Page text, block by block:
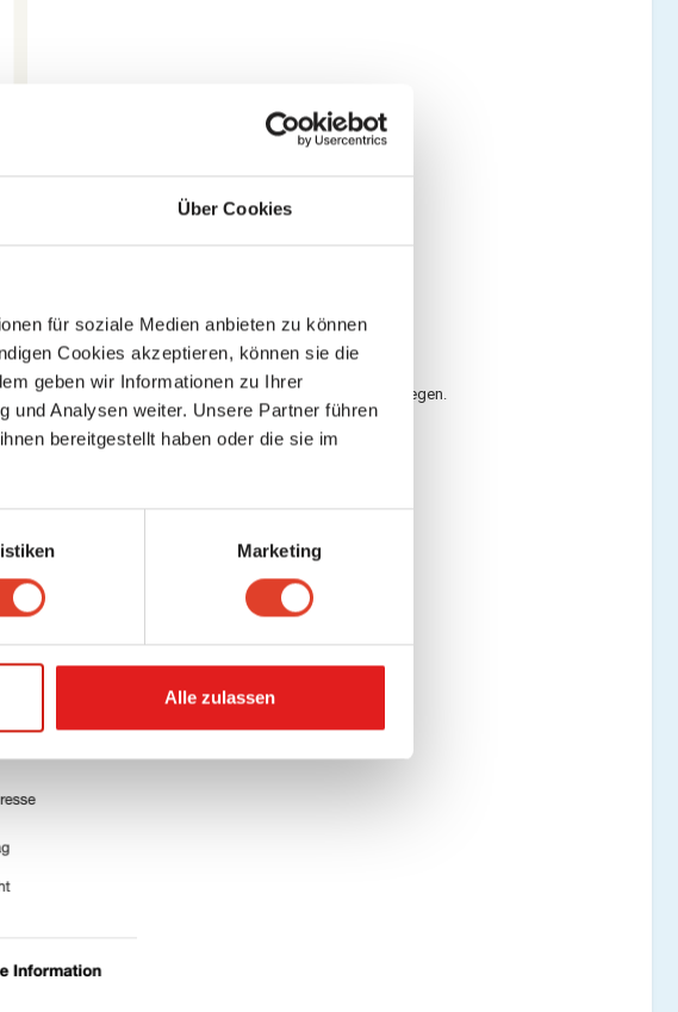
Über Cookies
für soziale Medien anbieten zu können
Cookies akzeptieren, können sie die
geben wir Informationen zu Ihrer
und Analysen weiter. Unsere Partner führen
bereitgestellt haben oder die sie im
Marketing
Alle zulassen
und Zweitwohnsitz bzw. Arbeitsadresse ändern, oder anlegen.